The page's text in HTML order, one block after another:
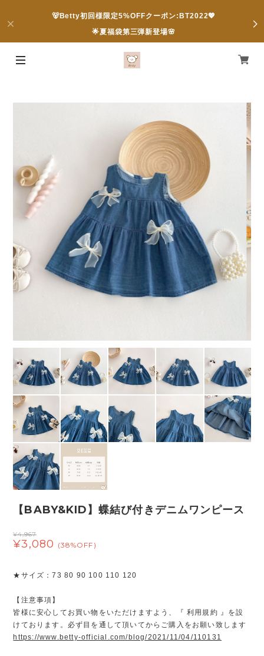
🐻Betty初回様限定5%OFFクーポン:BT2022💖
🌟夏福袋第三弾新登場🌸
【BABY&KID】蝶結び付きデニムワンピース
¥4,967
¥3,080 (38%OFF)
★サイズ：73 80 90 100 110 120
【注意事項】
皆様に安心してお買い物をいただけますよう、『 利用規約 』を設
けております。必ず目を通して頂いてからご購入をお願い致します
https://www.betty-official.com/blog/2021/11/04/110131